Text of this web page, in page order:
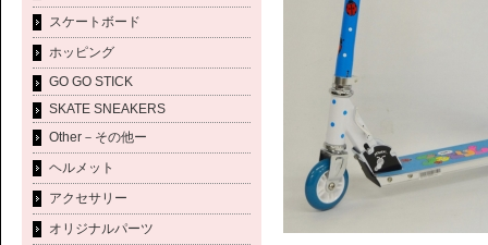
スケートボード
ホッピング
GO GO STICK
SKATE SNEAKERS
Other－その他ー
ヘルメット
アクセサリー
オリジナルパーツ